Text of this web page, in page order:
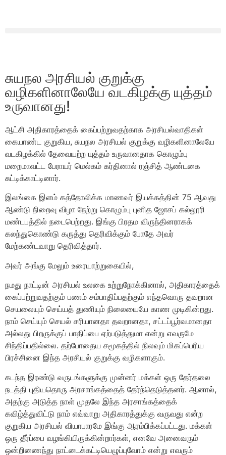
சுயநல அரசியல் குறுக்கு
வழிகளினாலேயே வடகிழக்கு யுத்தம்
உருவானது!
ஆட்சி அதிகாரத்தைக் கைப்பற்றுவதற்காக அரசியல்வாதிகள்
கையாண்ட குறுகிய, சுயநல அரசியல் குறுக்கு வழிகளினாலேயே
வடகிழக்கில் தேவையற்ற யுத்தம் உருவானதாக கொழும்பு
மறைமாவட்ட பேராயர் மெல்கம் கர்தினால் ரஞ்சித் ஆண்டகை
சுட்டிக்காட்டினார்.
இலங்கை இளம் கத்தோலிக்க மாணவர் இயக்கத்தின் 75 ஆவது
ஆண்டு நிறைவு விழா நேற்று கொழும்பு புனித ஜோசப் கல்லூரி
மண்டபத்தில் நடைபெற்றது. இங்கு பிரதம விருந்தினராகக்
கலந்துகொண்டு கருத்து தெரிவிக்கும் போதே அவர்
மேற்கண்டவாறு தெரிவித்தார்.
அவர் அங்கு மேலும் உரையாற்றுகையில்,
நமது நாட்டின் அரசியல் உலகை உற்றுநோக்கினால், அதிகாரத்தைக்
கைப்பற்றுவதற்கும் பணம் சம்பாதிப்பதற்கும் எந்தவொரு தவறான
செயலையும் செய்யத் துணியும் நிலையையே காண முடிகின்றது.
நாம் செய்யும் செயல் சரியானதா தவறானதா, சட்டப்பூர்வமானதா
அல்லது பிறருக்குப் பாதிப்பை ஏற்படுத்துமா என்று எவருமே
சிந்திப்பதில்லை. தற்போதைய சமூகத்தில் நிலவும் மிகப்பெரிய
பிரச்சினை இந்த அரசியல் குறுக்கு வழிகளாகும்.
கடந்த இரண்டு வருடங்களுக்கு முன்னர் மக்கள் ஒரு தேர்தலை
நடத்தி புதியதொரு அரசாங்கத்தைத் தேர்ந்தெடுத்தனர். ஆனால்,
அதற்கு அடுத்த நாள் முதலே இந்த அரசாங்கத்தைக்
கவிழ்த்துவிட்டு நாம் எவ்வாறு அதிகாரத்துக்கு வருவது என்ற
குறுகிய அரசியல் வியாபாரமே இங்கு ஆரம்பிக்கப்பட்டது. மக்கள்
ஒரு தீர்ப்பை வழங்கியிருக்கின்றார்கள், எனவே அனைவரும்
ஒன்றிணைந்து நாட்டைக்கட்டியெழுப்புவோம் என்று எவரும்